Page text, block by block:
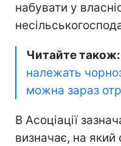
набувати у
Читайте також:
належать
можна зараз
В Асоціації
визначає, на